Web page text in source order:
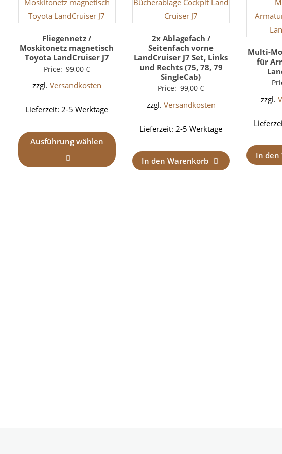
Fliegennetz /
Moskitonetz magnetisch
Toyota LandCruiser J7
Price: 99,00€
zzgl. Versandkosten
Lieferzeit:2-5 Werktage
Ausführung wählen
2x Ablagefach /
Seitenfach vorne
LandCruiser J7 Set, Links
und Rechts (75, 78, 79
SingleCab)
Price: 99,00€
zzgl. Versandkosten
Lieferzeit:2-5 Werktage
In den Warenkorb
Multi-
für
zzgl.
In den